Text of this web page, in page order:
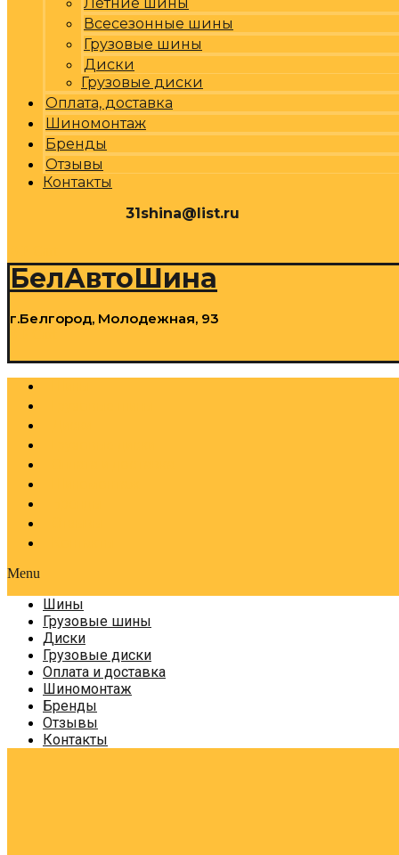
Всесезонные шины
Грузовые шины
Диски
Грузовые диски
Оплата, доставка
Шиномонтаж
Бренды
Отзывы
Контакты
31shina@list.ru
БелАвтоШина
г.Белгород, Молодежная, 93
Menu
Шины
Грузовые шины
Диски
Грузовые диски
Оплата и доставка
Шиномонтаж
Бренды
Отзывы
Контакты